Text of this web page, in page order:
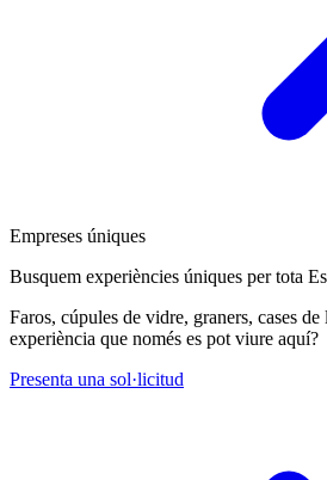
Empreses úniques
Busquem experiències úniques per tota
Faros, cúpules de vidre, graners, cases
experiència que només es pot viure aquí?
Presenta una sol·licitud